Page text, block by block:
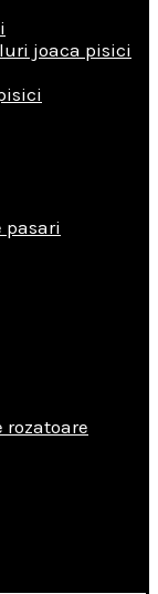
joaca pisici
pasari
rozatoare